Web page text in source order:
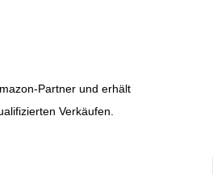
Partner und erhält
Verkäufen.